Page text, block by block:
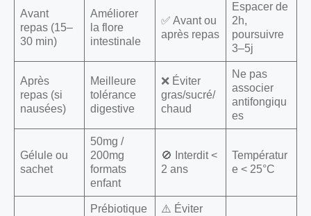
Avant
repas (15–
30 min)
Améliorer
la flore
intestinale
✅ Avant ou
après repas
Espacer de
2h,
poursuivre
3–5j
Après
repas (si
nausées)
Meilleure
tolérance
digestive
❌ Éviter
gras/sucré/
chaud
Ne pas
associer
antifongiqu
es
Gélule ou
sachet
50mg /
200mg
formats
enfant
🚫 Interdit <
2 ans
Températur
e < 25°C
Prébiotique
⚠️ Éviter